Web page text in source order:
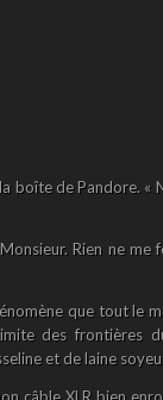
boîte de Pandore. «
Rien ne me
que tout le
des frontières
et de laine